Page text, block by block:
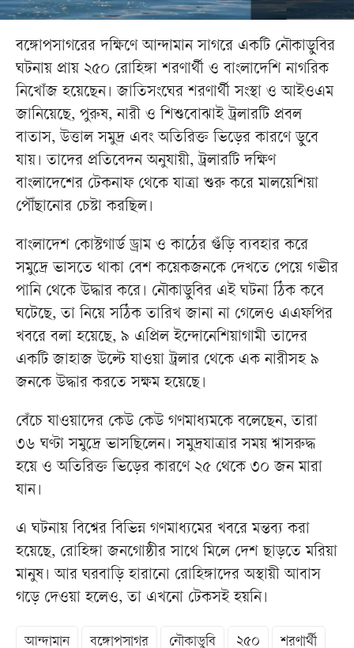
বঙ্গোপসাগরের দক্ষিণে আন্দামান সাগরে একটি নৌকাডুবির
ঘটনায় প্রায় ২৫০ রোহিঙ্গা শরণার্থী ও বাংলাদেশি নাগরিক
নিখোঁজ হয়েছেন। জাতিসংঘের শরণার্থী সংস্থা ও আইওএম
জানিয়েছে, পুরুষ, নারী ও শিশুবোঝাই ট্রলারটি প্রবল
বাতাস, উত্তাল সমুদ্র এবং অতিরিক্ত ভিড়ের কারণে ডুবে
যায়। তাদের প্রতিবেদন অনুযায়ী, ট্রলারটি দক্ষিণ
বাংলাদেশের টেকনাফ থেকে যাত্রা শুরু করে মালয়েশিয়া
পৌঁছানোর চেষ্টা করছিল।
বাংলাদেশ কোস্টগার্ড ড্রাম ও কাঠের গুঁড়ি ব্যবহার করে
সমুদ্রে ভাসতে থাকা বেশ কয়েকজনকে দেখতে পেয়ে গভীর
পানি থেকে উদ্ধার করে। নৌকাডুবির এই ঘটনা ঠিক কবে
ঘটেছে, তা নিয়ে সঠিক তারিখ জানা না গেলেও এএফপির
খবরে বলা হয়েছে, ৯ এপ্রিল ইন্দোনেশিয়াগামী তাদের
একটি জাহাজ উল্টে যাওয়া ট্রলার থেকে এক নারীসহ ৯
জনকে উদ্ধার করতে সক্ষম হয়েছে।
বেঁচে যাওয়াদের কেউ কেউ গণমাধ্যমকে বলেছেন, তারা
৩৬ ঘণ্টা সমুদ্রে ভাসছিলেন। সমুদ্রযাত্রার সময় শ্বাসরুদ্ধ
হয়ে ও অতিরিক্ত ভিড়ের কারণে ২৫ থেকে ৩০ জন মারা
যান।
এ ঘটনায় বিশ্বের বিভিন্ন গণমাধ্যমের খবরে মন্তব্য করা
হয়েছে, রোহিঙ্গা জনগোষ্ঠীর সাথে মিলে দেশ ছাড়তে মরিয়া
মানুষ। আর ঘরবাড়ি হারানো রোহিঙ্গাদের অস্থায়ী আবাস
গড়ে দেওয়া হলেও, তা এখনো টেকসই হয়নি।
আন্দামান বঙ্গোপসাগর নৌকাডুবি ২৫০ শরণার্থী